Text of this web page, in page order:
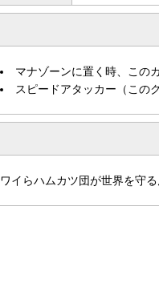
マナゾーンに置く時、この
スピードアタッカー（この
ワイらハムカツ団が世界を守